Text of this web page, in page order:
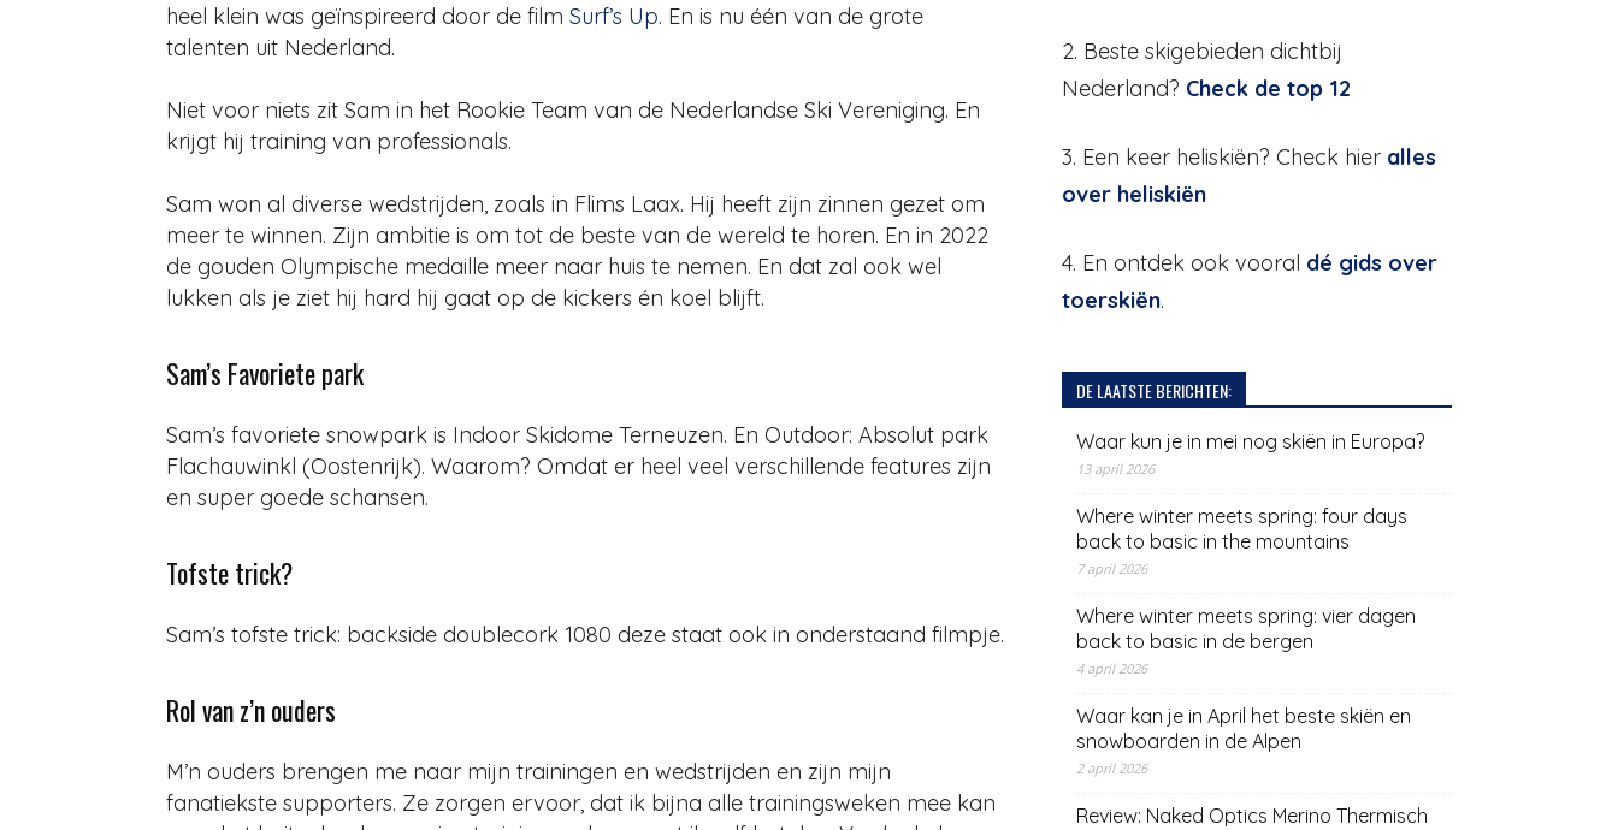
heel klein was geïnspireerd door de film Surf’s Up. En is nu één van de grote
talenten uit Nederland.
Niet voor niets zit Sam in het Rookie Team van de Nederlandse Ski Vereniging. En
krijgt hij training van professionals.
Sam won al diverse wedstrijden, zoals in Flims Laax. Hij heeft zijn zinnen gezet om
meer te winnen. Zijn ambitie is om tot de beste van de wereld te horen. En in 2022
de gouden Olympische medaille meer naar huis te nemen. En dat zal ook wel
lukken als je ziet hij hard hij gaat op de kickers én koel blijft.
Sam’s Favoriete park
Sam’s favoriete snowpark is Indoor Skidome Terneuzen. En Outdoor: Absolut park
Flachauwinkl (Oostenrijk). Waarom? Omdat er heel veel verschillende features zijn
en super goede schansen.
Tofste trick?
Sam’s tofste trick: backside doublecork 1080 deze staat ook in onderstaand filmpje.
Rol van z’n ouders
M’n ouders brengen me naar mijn trainingen en wedstrijden en zijn mijn
fanatiekste supporters. Ze zorgen ervoor, dat ik bijna alle trainingsweken mee kan
2. Beste skigebieden dichtbij
Nederland? Check de top 12
3. Een keer heliskiën? Check hier alles
over heliskiën
4. En ontdek ook vooral dé gids over
toerskiën.
DE LAATSTE BERICHTEN:
Waar kun je in mei nog skiën in Europa?
13 april 2026
Where winter meets spring: four days
back to basic in the mountains
7 april 2026
Where winter meets spring: vier dagen
back to basic in de bergen
4 april 2026
Waar kan je in April het beste skiën en
snowboarden in de Alpen
2 april 2026
Review: Naked Optics Merino Thermisch